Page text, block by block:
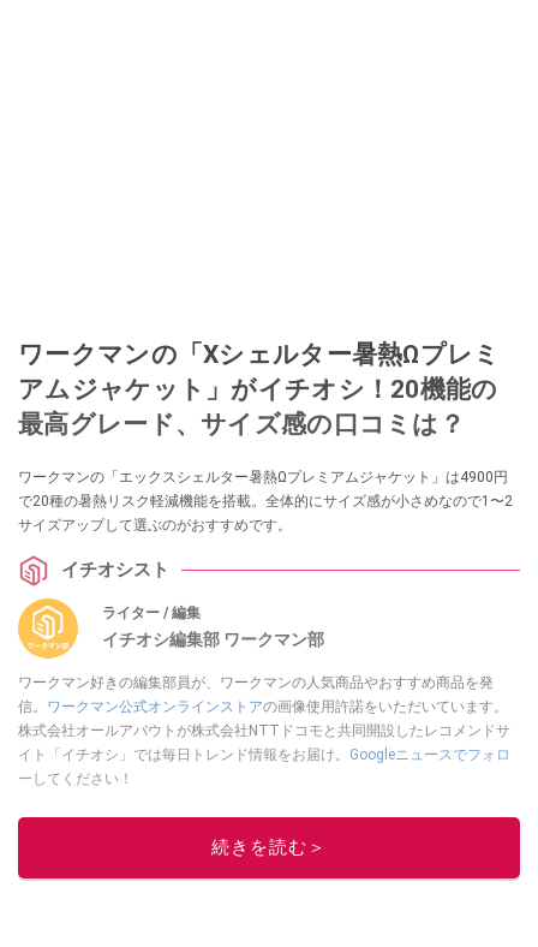
ワークマンの「Xシェルター暑熱Ωプレミ
アムジャケット」がイチオシ！20機能の
最高グレード、サイズ感の口コミは？
ワークマンの「エックスシェルター暑熱Ωプレミアムジャケット」は4900円
で20種の暑熱リスク軽減機能を搭載。全体的にサイズ感が小さめなので1〜2
サイズアップして選ぶのがおすすめです。
イチオシスト
ライター / 編集
イチオシ編集部 ワークマン部
ワークマン好きの編集部員が、ワークマンの人気商品やおすすめ商品を発
信。 ワークマン公式オンラインストアの画像使用許諾をいただいています。
株式会社オールアバウトが株式会社NTTドコモと共同開設したレコメンドサ
イト「イチオシ」では毎日トレンド情報をお届け。 Googleニュースでフォロ
ー してください！
このイチオシストの他の記事を読む
続きを読む＞